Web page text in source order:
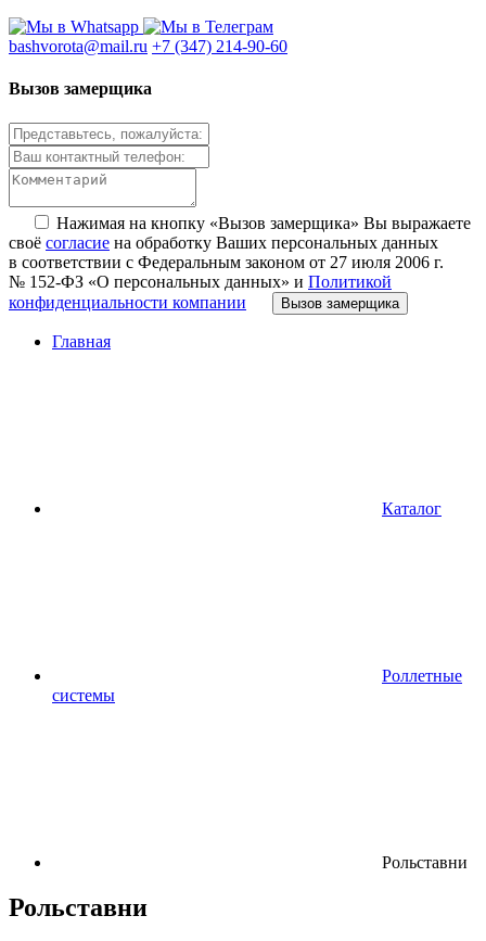
bashvorota@mail.ru +7 (347) 214-90-60
Вызов замерщика
Нажимая на кнопку «Вызов замерщика» Вы выражаете
своё согласие на обработку Ваших персональных данных
в соответствии с Федеральным законом от 27 июля 2006 г.
№ 152-ФЗ «О персональных данных» и Политикой
конфиденциальности компании
Вызов замерщика
Главная
Каталог
Роллетные
системы
Рольставни
Рольставни